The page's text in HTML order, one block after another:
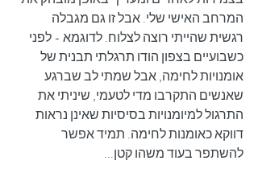
המרחב האישי שלי. אבל זו גם מגבלה
רגשית שהייתי רוצה לצלוח. לדוגמא - לפני
כשבועיים בצפון הודו תרגלתי תבנית של
אומנויות לחימה, אבל שמתי לב שברגע
שאנשים התקרבו מדי לטעמי, שיניתי את
התרגול למיומנויות בסיסיות שאינן נראות
דווקא כאומנות לחימה. תמיד אפשר
להשתפר בעוד משהו קטן...